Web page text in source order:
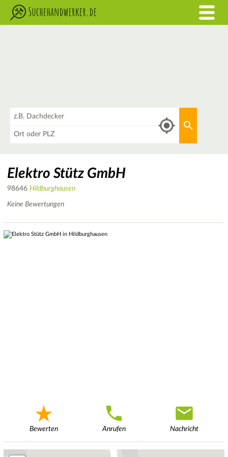
Elektro Stütz GmbH
98646 Hildburghausen
Keine Bewertungen
Bewerten Anrufen Nachricht